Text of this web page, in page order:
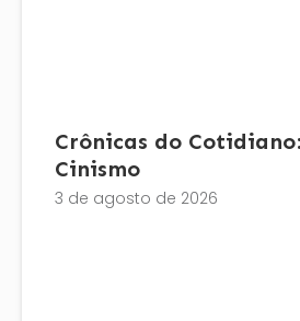
Crônicas do
Cinismo
3 de agosto de 2026